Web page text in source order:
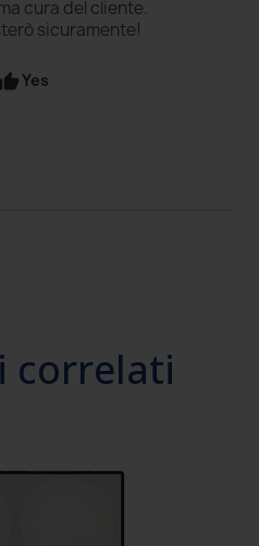
cura del cliente.
sicuramente!
thumb_upYes
correlati